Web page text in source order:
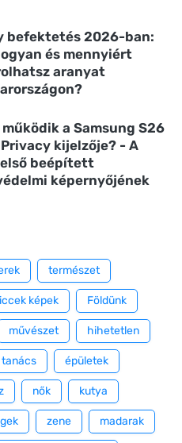
befektetés 2026-ban:
és mennyiért
aranyat
a Samsung S26
kijelzője? - A
beépített
képernyőjének
természet
képek Földünk
művészet hihetetlen
tanács épületek
nők kutya
zene madarak